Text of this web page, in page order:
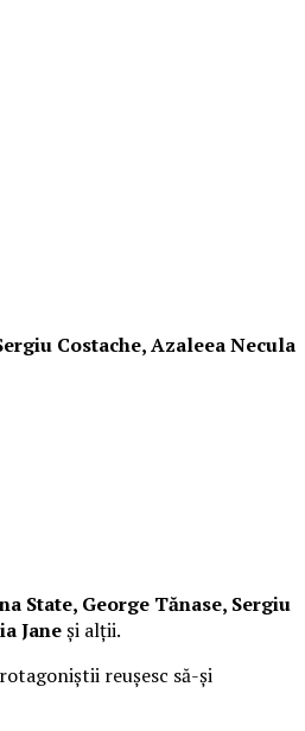
Costache, Azaleea Necula
State, George Tănase, Sergiu
Janeși alții.
reușesc să-și